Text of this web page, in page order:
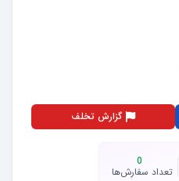
گزارش تخلف
0
تعداد سفارش‌ها